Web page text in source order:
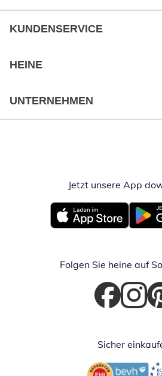
KUNDENSERVICE
HEINE
UNTERNEHMEN
Jetzt unsere App
Öffnet in neuem Fenster
Öffnet
Folgen Sie heine auf
Öffnet inÖffnet in
Sicher